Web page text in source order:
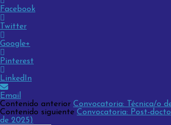
Facebook
Twitter
Google+
Pinterest
LinkedIn
Email
Contenido anterior Convocatoria: Técnica/o
Contenido siguiente Convocatoria: Post-
de 2025)